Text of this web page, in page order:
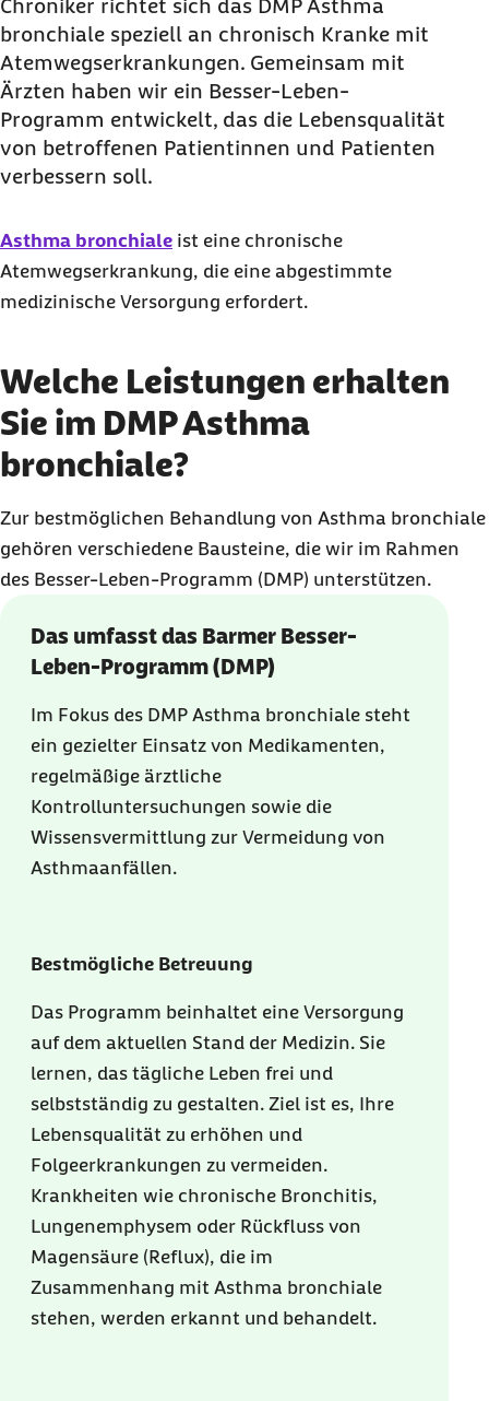
Asthma bronchiale im Detail?
Bewertung desDMPAsthma bronchiale
Wie können Sie am DMP Asthma bronchiale
teilnehmen?
Häufige Fragen und Antworten zu DMP Asthma
bronchiale
Chroniker richtet sich das DMP Asthma
bronchiale speziell an chronisch Kranke mit
Atemwegserkrankungen. Gemeinsam mit
Ärzten haben wir ein Besser-Leben-
Programm entwickelt, das die Lebensqualität
von betroffenen Patientinnen und Patienten
verbessern soll.
Asthma bronchiale ist eine chronische
Atemwegserkrankung, die eine abgestimmte
medizinische Versorgung erfordert.
Welche Leistungen erhalten
Sie im DMP Asthma
bronchiale?
Zur bestmöglichen Behandlung von Asthma bronchiale
gehören verschiedene Bausteine, die wir im Rahmen
des Besser-Leben-Programm (DMP) unterstützen.
Das umfasst das Barmer Besser-
Leben-Programm (DMP)
Im Fokus des DMP Asthma bronchiale steht
ein gezielter Einsatz von Medikamenten,
regelmäßige ärztliche
Kontrolluntersuchungen sowie die
Wissensvermittlung zur Vermeidung von
Asthmaanfällen.
Bestmögliche Betreuung
Das Programm beinhaltet eine Versorgung
auf dem aktuellen Stand der Medizin. Sie
lernen, das tägliche Leben frei und
selbstständig zu gestalten. Ziel ist es, Ihre
Lebensqualität zu erhöhen und
Folgeerkrankungen zu vermeiden.
Krankheiten wie chronische Bronchitis,
Lungenemphysem oder Rückfluss von
Magensäure (Reflux), die im
Zusammenhang mit Asthma bronchiale
stehen, werden erkannt und behandelt.